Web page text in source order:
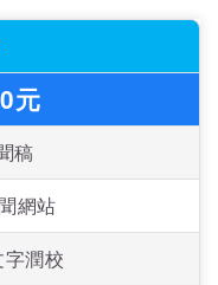
元
稿
網站
潤校